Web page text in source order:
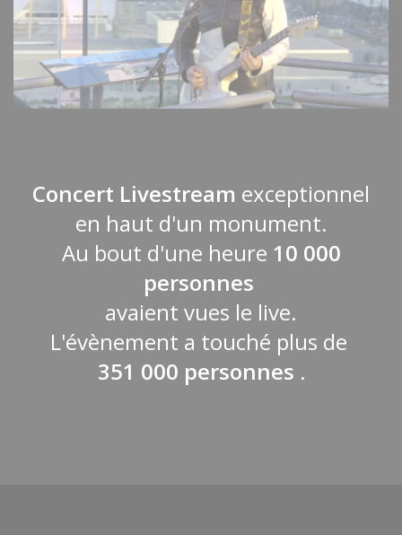
Concert Livestream exceptionnel
en haut d'un monument.
Au bout d'une heure 10 000
personnes
avaient vues le live.
L'évènement a touché plus de
351 000 personnes .